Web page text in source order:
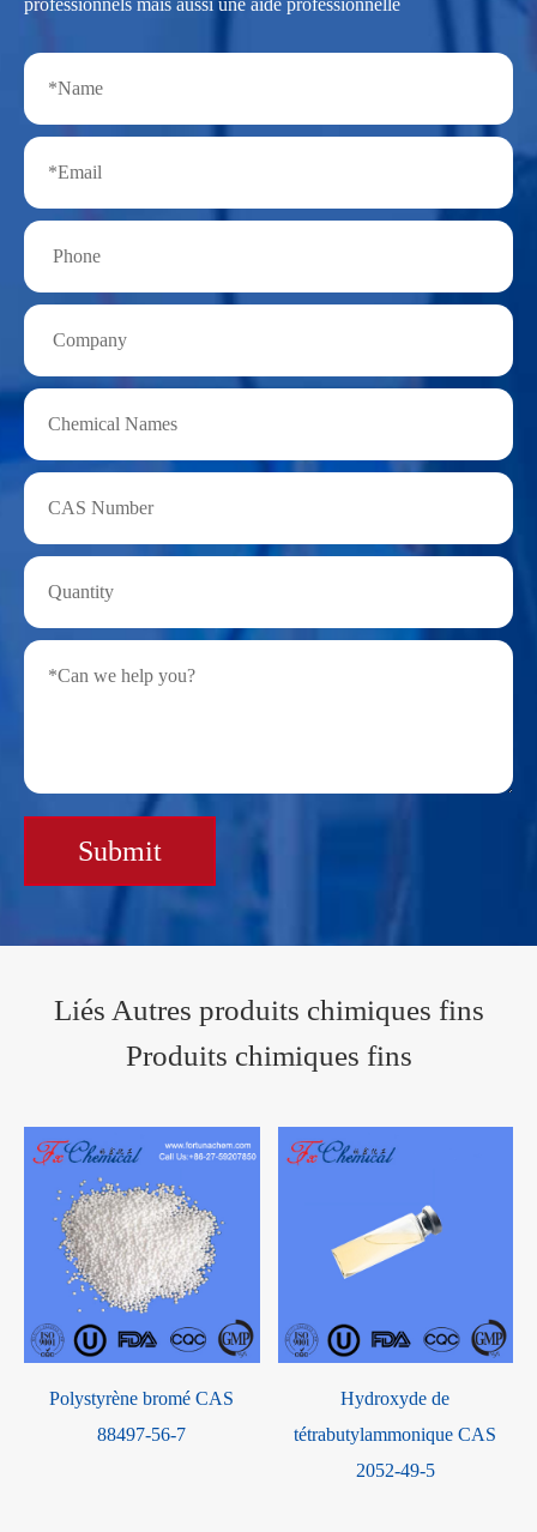
professionnels mais aussi une aide professionnelle
Submit
Liés Autres produits chimiques fins
Produits chimiques fins
Polystyrène bromé CAS
88497-56-7
Hydroxyde de
tétrabutylammonique CAS
2052-49-5